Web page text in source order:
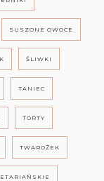
SUSZONE OWOCE
ŚLIWKI
TANIEC
TORTY
TWAROŻEK